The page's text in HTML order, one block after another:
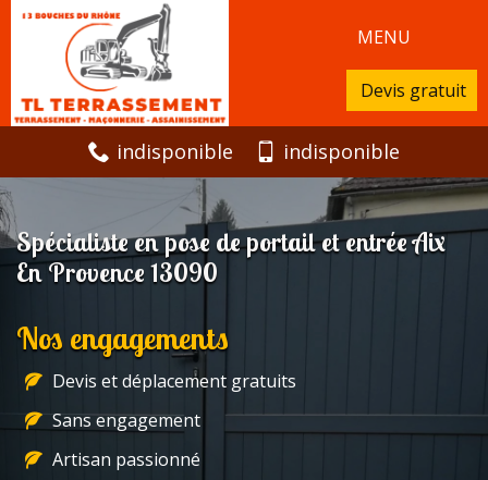
MENU
Devis gratuit
indisponible indisponible
Spécialiste en pose de portail et entrée Aix
En Provence 13090
Nos engagements
Devis et déplacement gratuits
Sans engagement
Artisan passionné